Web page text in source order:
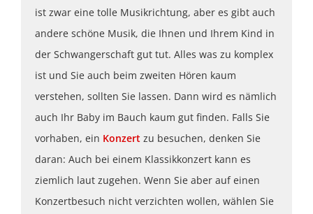
ist zwar eine tolle Musikrichtung, aber es gibt auch
andere schöne Musik, die Ihnen und Ihrem Kind in
der Schwangerschaft gut tut. Alles was zu komplex
ist und Sie auch beim zweiten Hören kaum
verstehen, sollten Sie lassen. Dann wird es nämlich
auch Ihr Baby im Bauch kaum gut finden. Falls Sie
vorhaben, ein Konzert zu besuchen, denken Sie
daran: Auch bei einem Klassikkonzert kann es
ziemlich laut zugehen. Wenn Sie aber auf einen
Konzertbesuch nicht verzichten wollen, wählen Sie